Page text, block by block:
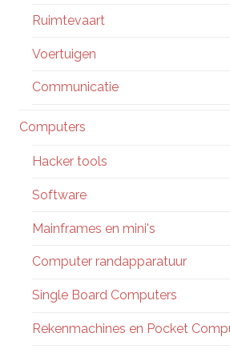
Ruimtevaart
Voertuigen
Communicatie
Computers
Hacker tools
Software
Mainframes en mini's
Computer randapparatuur
Single Board Computers
Rekenmachines en Pocket